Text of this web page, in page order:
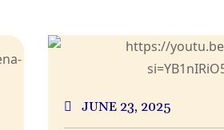
JUNE 23, 2025